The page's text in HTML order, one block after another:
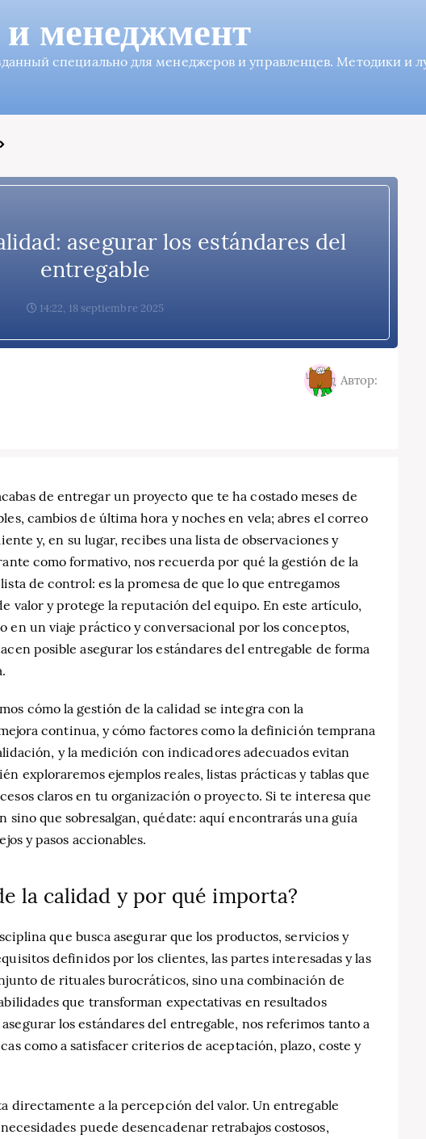
менеджмент
специально для менеджеров и управленцев. Методики и
asegurar los estándares del
entregable
14:22, 18 septiembre 2025
Автор:
de entregar un proyecto que te ha costado meses de
cambios de última hora y noches en vela; abres el correo
y, en su lugar, recibes una lista de observaciones y
como formativo, nos recuerda por qué la gestión de la
de control: es la promesa de que lo que entregamos
valor y protege la reputación del equipo. En este artículo,
en un viaje práctico y conversacional por los conceptos,
posible asegurar los estándares del entregable de forma
cómo la gestión de la calidad se integra con la
continua, y cómo factores como la definición temprana
y la medición con indicadores adecuados evitan
exploraremos ejemplos reales, listas prácticas y tablas que
claros en tu organización o proyecto. Si te interesa que
sino que sobresalgan, quédate: aquí encontrarás una guía
y pasos accionables.
la calidad y por qué importa?
que busca asegurar que los productos, servicios y
definidos por los clientes, las partes interesadas y las
de rituales burocráticos, sino una combinación de
que transforman expectativas en resultados
los estándares del entregable, nos referimos tanto a
como a satisfacer criterios de aceptación, plazo, coste y
directamente a la percepción del valor. Un entregable
puede desencadenar retrabajos costosos,